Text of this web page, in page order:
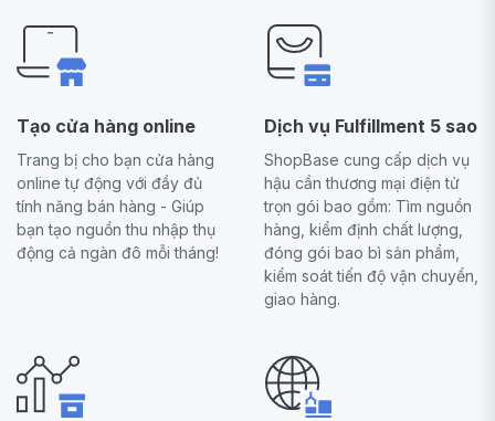
Tạo cửa hàng online
Trang bị cho bạn cửa hàng
online tự động với đầy đủ
tính năng bán hàng - Giúp
bạn tạo nguồn thu nhập thụ
động cả ngàn đô mỗi tháng!
Dịch vụ Fulfillment 5 sao
ShopBase cung cấp dịch vụ
hậu cần thương mại điện tử
trọn gói bao gồm: Tìm nguồn
hàng, kiểm định chất lượng,
đóng gói bao bì sản phẩm,
kiểm soát tiến độ vận chuyển,
giao hàng.